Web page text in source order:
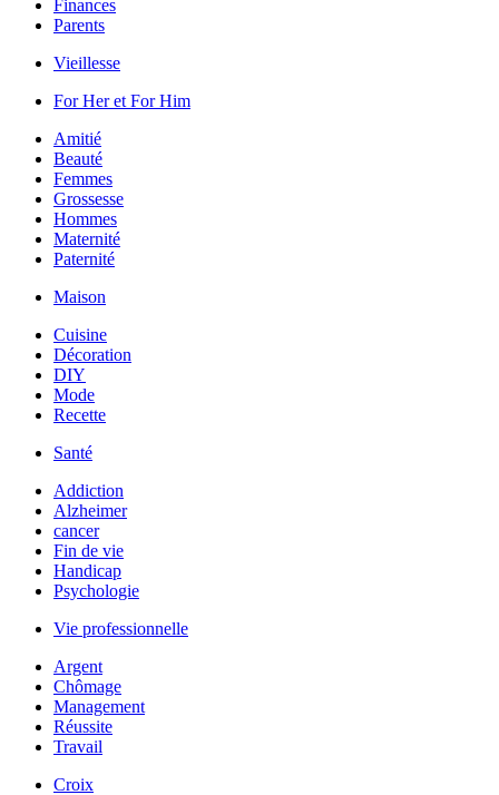
Finances
Parents
Vieillesse
For Her et For Him
Amitié
Beauté
Femmes
Grossesse
Hommes
Maternité
Paternité
Maison
Cuisine
Décoration
DIY
Mode
Recette
Santé
Addiction
Alzheimer
cancer
Fin de vie
Handicap
Psychologie
Vie professionnelle
Argent
Chômage
Management
Réussite
Travail
Croix